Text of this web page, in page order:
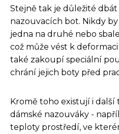
Stejně tak je důležité
nazouvacích bot. Nikdy
jedna na druhé nebo
což může vést k
také zakoupí speciální
chrání jejich boty před
Kromě toho existují i další
dámské nazouváky -
teploty prostředí, ve